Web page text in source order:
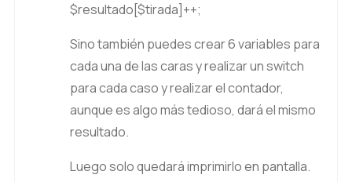
$resultado[$tirada]++;
Sino también puedes crear 6 variables para
cada una de las caras y realizar un switch
para cada caso y realizar el contador,
aunque es algo más tedioso, dará el mismo
resultado.
Luego solo quedará imprimirlo en pantalla.